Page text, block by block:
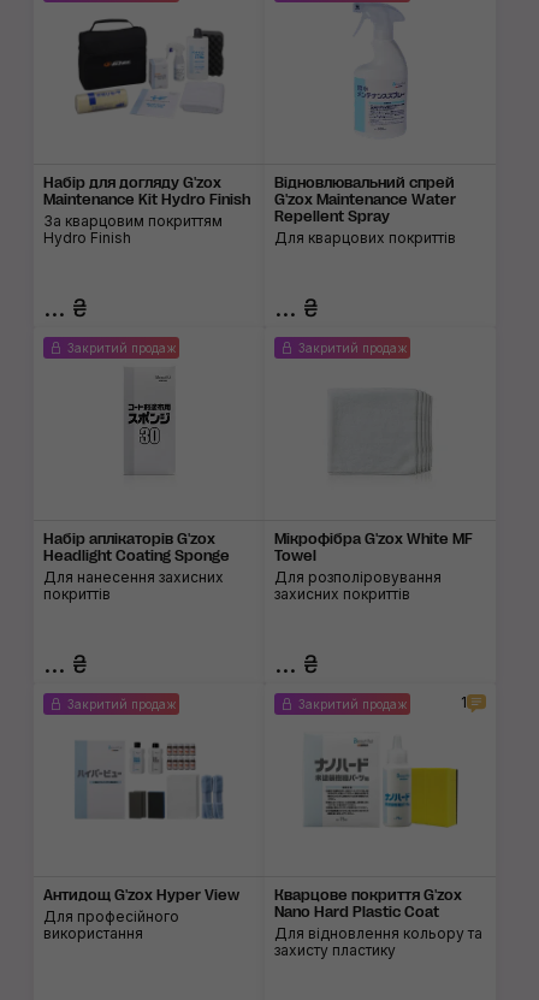
Набір для догляду G'zox
Maintenance Kit Hydro Finish
За кварцовим покриттям
Hydro Finish
... ₴
Відновлювальний спрей
G'zox Maintenance Water
Repellent Spray
Для кварцових покриттів
... ₴
Закритий продаж
Набір аплікаторів G'zox
Headlight Coating Sponge
Для нанесення захисних
покриттів
... ₴
Закритий продаж
Мікрофібра G'zox White MF
Towel
Для розполіровування
захисних покриттів
... ₴
Закритий продаж
Антидощ G'zox Hyper View
Для професійного
використання
Закритий продаж 1
Кварцове покриття G'zox
Nano Hard Plastic Coat
Для відновлення кольору та
захисту пластику